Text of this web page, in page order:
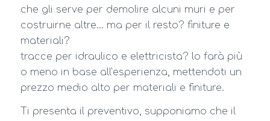
che gli serve per demolire alcuni muri e per
costruirne altre… ma per il resto? finiture e
materiali?
tracce per idraulico e elettricista? lo farà più
o meno in base all’esperienza, mettendoti un
prezzo medio alto per materiali e finiture.
Ti presenta il preventivo, supponiamo che il